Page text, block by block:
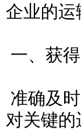
企业的运
一、获
准确及
对关键